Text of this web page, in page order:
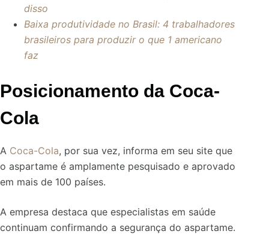
disso
Baixa produtividade no Brasil: 4 trabalhadores
brasileiros para produzir o que 1 americano
faz
Posicionamento da Coca-
Cola
A Coca-Cola, por sua vez, informa em seu site que
o aspartame é amplamente pesquisado e aprovado
em mais de 100 países.
A empresa destaca que especialistas em saúde
continuam confirmando a segurança do aspartame.